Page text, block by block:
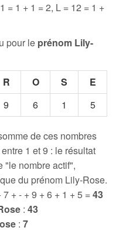
= 1 + 1 = 2, L = 12 = 1 +
pour le prénom Lily-
R O S
E
9 6 1 5
de ces nombres
1 et 9 : le résultat
"le nombre actif",
du prénom Lily-Rose.
+ - + 9 + 6 + 1 + 5 =43
: 43
: 7